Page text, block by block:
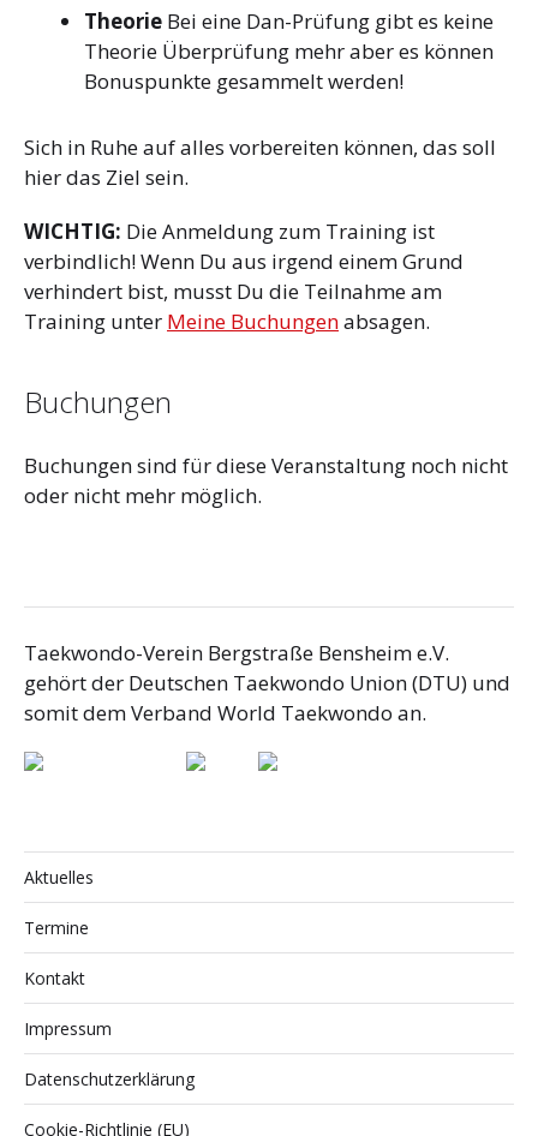
Theorie Bei eine Dan-Prüfung gibt es keine
Theorie Überprüfung mehr aber es können
Bonuspunkte gesammelt werden!
Sich in Ruhe auf alles vorbereiten können, das soll
hier das Ziel sein.
WICHTIG: Die Anmeldung zum Training ist
verbindlich! Wenn Du aus irgend einem Grund
verhindert bist, musst Du die Teilnahme am
Training unter Meine Buchungenabsagen.
Buchungen
Buchungen sind für diese Veranstaltung noch nicht
oder nicht mehr möglich.
Taekwondo-Verein Bergstraße Bensheim e.V.
gehört der Deutschen Taekwondo Union (DTU) und
somit dem Verband World Taekwondo an.
Aktuelles
Termine
Kontakt
Impressum
Datenschutzerklärung
Cookie-Richtlinie (EU)